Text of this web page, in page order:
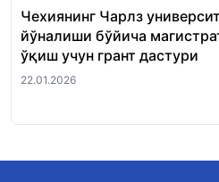
Чехиянинг Чарлз
йўналиши бўйича
ўқиш учун грант дастури
22.01.2026